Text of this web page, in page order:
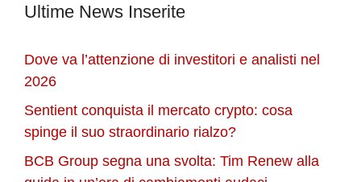
Ultime News Inserite
Dove va l’attenzione di investitori e analisti nel
2026
Sentient conquista il mercato crypto: cosa
spinge il suo straordinario rialzo?
BCB Group segna una svolta: Tim Renew alla